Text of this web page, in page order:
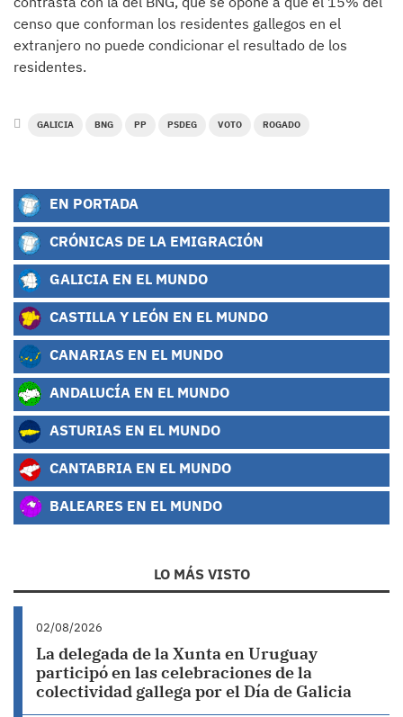
censo que conforman los residentes gallegos en el
extranjero no puede condicionar el resultado de los
residentes.
GALICIA BNG PP PSDEG VOTO ROGADO
EN PORTADA
CRÓNICAS DE LA EMIGRACIÓN
GALICIA EN EL MUNDO
CASTILLA Y LEÓN EN EL MUNDO
CANARIAS EN EL MUNDO
ANDALUCÍA EN EL MUNDO
ASTURIAS EN EL MUNDO
CANTABRIA EN EL MUNDO
BALEARES EN EL MUNDO
LO MÁS VISTO
02/08/2026
La delegada de la Xunta en Uruguay
participó en las celebraciones de la
colectividad gallega por el Día de Galicia